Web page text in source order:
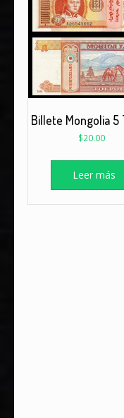
Billete Mongolia 5
$20.00
Leer más